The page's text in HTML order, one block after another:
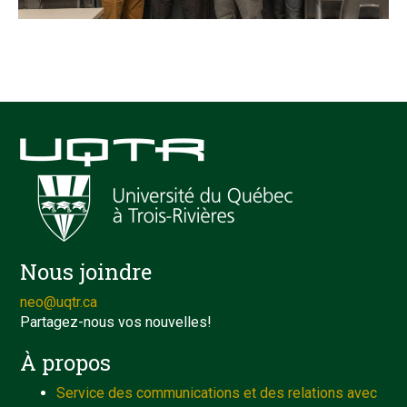
Nous joindre
neo@uqtr.ca
Partagez-nous vos nouvelles!
À propos
Service des communications et des relations avec